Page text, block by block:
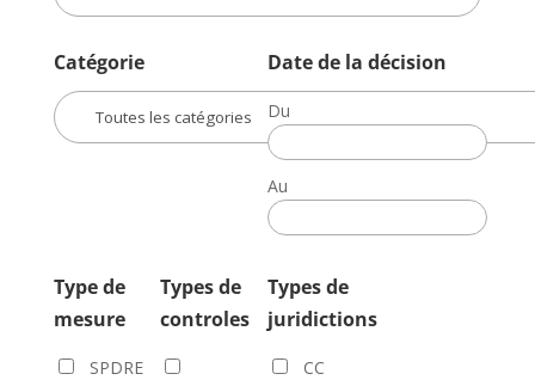
Catégorie Date de la décision
Du
Date
de
la
décision
Au
Date
de
décision
Type de
mesure
SPDRE
Types de
controles
Types de
juridictions
CC